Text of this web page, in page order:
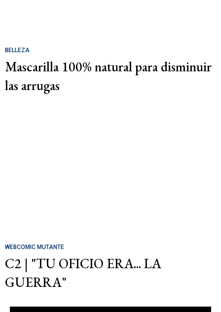
BELLEZA
Mascarilla 100% natural para disminuir
las arrugas
WEBCOMIC MUTANTE
C2 | "TU OFICIO ERA... LA
GUERRA"